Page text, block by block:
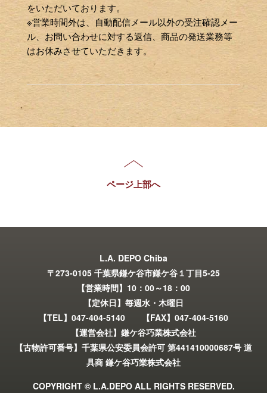
をいただいております。
※営業時間外は、自動配信メール以外の受注確認メー
ル、お問い合わせに対する返信、商品の発送業務等
はお休みさせていただきます。
ページ上部へ
L.A. DEPO Chiba
〒273-0105 千葉県鎌ケ谷市鎌ケ谷１丁目5-25
【営業時間】10：00～18：00
【定休日】毎週水・木曜日
【TEL】047-404-5140 【FAX】047-404-5160
【運営会社】鎌ケ谷巧業株式会社
【古物許可番号】千葉県公安委員会許可 第441410000687号 道
具商 鎌ケ谷巧業株式会社
COPYRIGHT © L.A.DEPO ALL RIGHTS RESERVED.